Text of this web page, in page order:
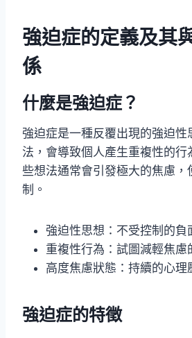
強迫症的定義及其
係
什麼是強迫症？
強迫症是一種反覆出現的強迫性
法，會導致個人產生重複性的行
些想法通常會引發極大的焦慮，
制。
強迫性思想：不受控制的負
重複性行為：試圖減輕焦慮
高度焦慮狀態：持續的心理
強迫症的特徵